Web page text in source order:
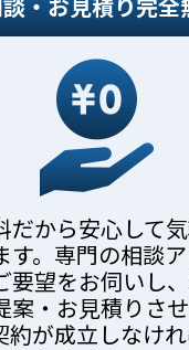
・お見積り完全
だから安心して
す。専門の相談
要望をお伺いし
案・お見積りさ
約が成立しなけ